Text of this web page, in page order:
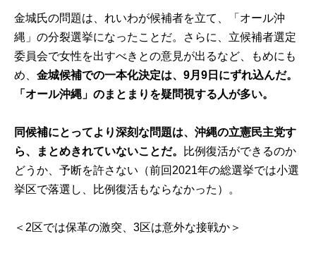
金城氏の問題は、れいわが候補者を立て、「オール沖
縄」の分裂選挙になったことだ。さらに、立候補者選定
委員会で女性を出すべきとの意見が出るなど、もめにも
め、金城候補での一本化決定は、9月9日にずれ込んだ。
「オール沖縄」のまとまりを疑問視する人が多い。
同候補にとってより深刻な問題は、沖縄の立憲民主党す
ら、まとめきれていないことだ。
比例復活ができるのか
どうか、予断を許さない（前回2021年の総選挙では小選
挙区で落選し、比例復活もならなかった）。
＜2区では保革の激突、3区は意外な接戦か＞